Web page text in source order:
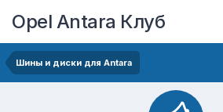
Opel Antara Клуб
Шины и диски для Antara